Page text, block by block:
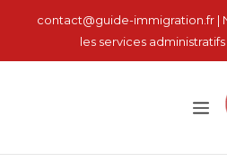
contact@guide-immigration.fr |
les services
القائمة